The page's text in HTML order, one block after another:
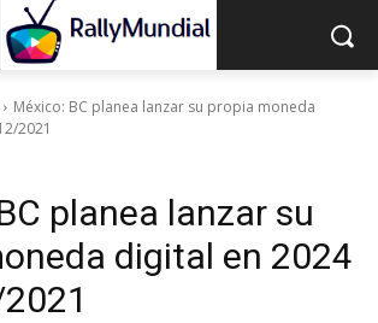
México: BC planea lanzar su propia moneda
2021
planea lanzar su
digital en 2024